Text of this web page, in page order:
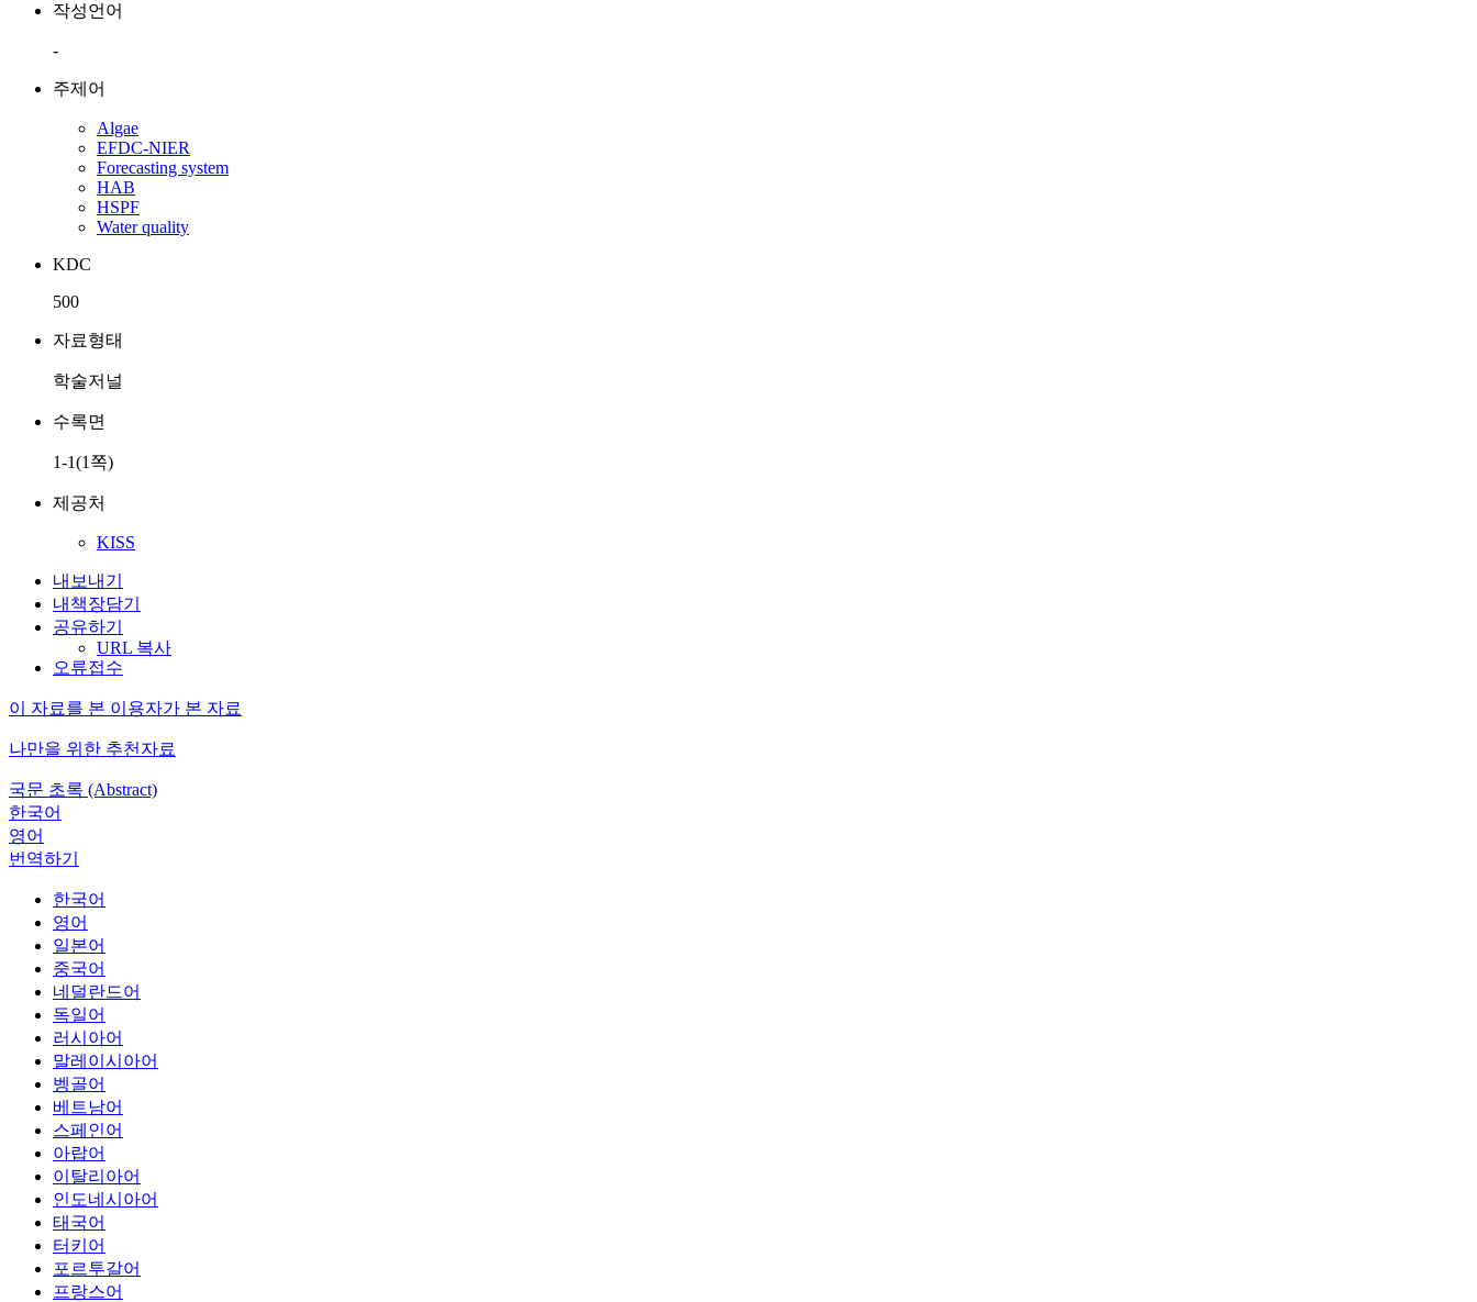
작성언어
-
주제어
Algae
EFDC-NIER
Forecasting system
HAB
HSPF
Water quality
KDC
500
자료형태
학술저널
수록면
1-1(1쪽)
제공처
KISS
내보내기
내책장담기
공유하기
URL 복사
오류접수
이 자료를 본 이용자가 본 자료
나만을 위한 추천자료
국문 초록 (Abstract)
한국어
영어
번역하기
한국어
영어
일본어
중국어
네덜란드어
독일어
러시아어
말레이시아어
벵골어
베트남어
스페인어
아랍어
이탈리아어
인도네시아어
태국어
터키어
포르투갈어
프랑스어